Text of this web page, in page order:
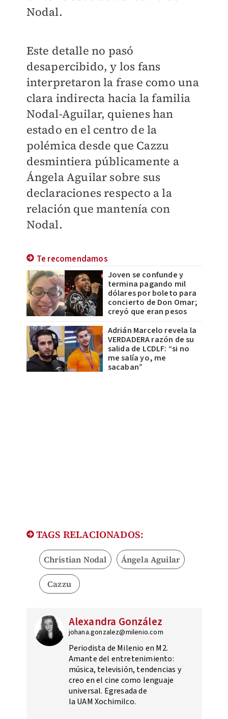
Nodal.
Este detalle no pasó
desapercibido, y los fans
interpretaron la frase como una
clara indirecta hacia la familia
Nodal-Aguilar, quienes han
estado en el centro de la
polémica desde que Cazzu
desmintiera públicamente a
Ángela Aguilar sobre sus
declaraciones respecto a la
relación que mantenía con
Nodal.
Te recomendamos
Joven se confunde y
termina pagando mil
dólares por boleto para
concierto de Don Omar;
creyó que eran pesos
Adrián Marcelo revela la
VERDADERA razón de su
salida de LCDLF: “si no
me salía yo, me
sacaban”
TAGS RELACIONADOS:
Christian Nodal Ángela Aguilar
Cazzu
Alexandra González
johana.gonzalez@milenio.com
Periodista de Milenio en M2.
Amante del entretenimiento:
música, televisión, tendencias y
creo en el cine como lenguaje
universal. Egresada de
la UAM Xochimilco.